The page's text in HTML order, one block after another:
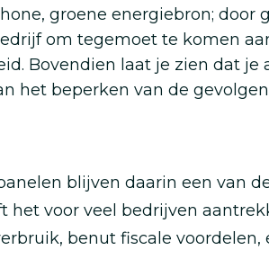
groene energiebron;
om tegemoet te komen
Bovendien laat je zien dat je
het beperken van de
blijven daarin een van
voor veel bedrijven
benut fiscale